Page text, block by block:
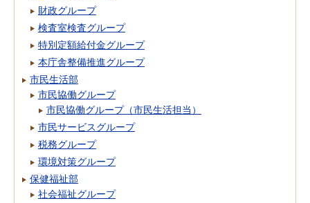
財政グループ
検査室検査グループ
特別定額給付金グループ
本庁舎整備推進グループ
市民生活部
市民協働グループ
市民協働グループ（市民生活担当）
市民サービスグループ
税務グループ
環境対策グループ
保健福祉部
社会福祉グループ